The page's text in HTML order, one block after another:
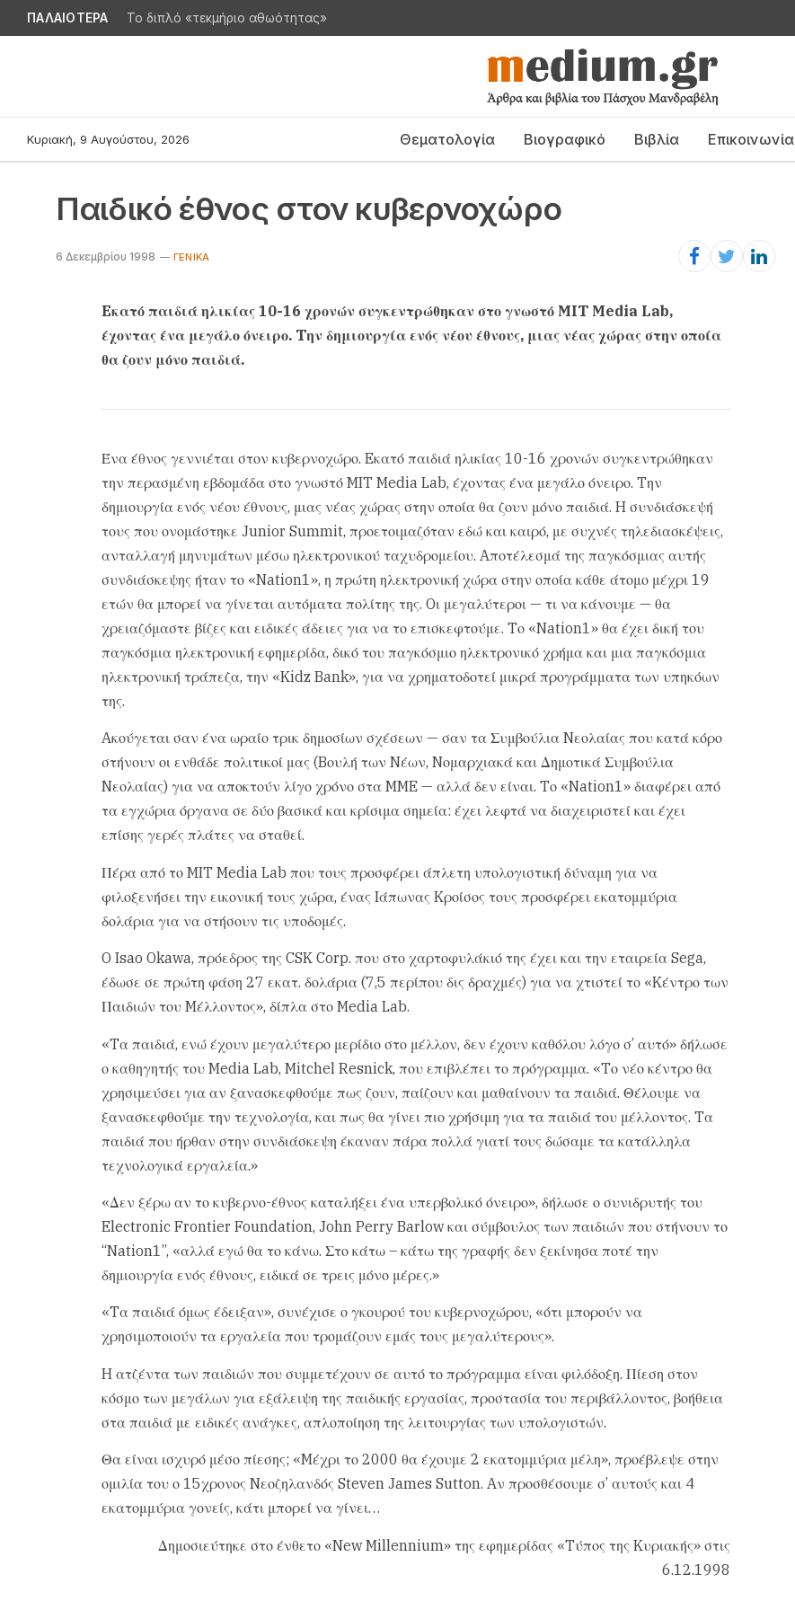
ΠΑΛΑΙΟΤΕΡΑ Το διπλό «τεκμήριο αθωότητας»
Κυριακή, 9 Αυγούστου, 2026 Θεματολογία Βιογραφικό Βιβλία Επικοινωνία
Παιδικό έθνος στον κυβερνοχώρο
6 Δεκεμβρίου 1998 ΓΕΝΙΚΆ
Eκατό παιδιά ηλικίας 10-16 χρονών συγκεντρώθηκαν στο γνωστό MIT Media Lab,
έχοντας ένα μεγάλο όνειρο. Tην δημιουργία ενός νέου έθνους, μιας νέας χώρας στην οποία
θα ζουν μόνο παιδιά.
Ένα έθνος γεννιέται στον κυβερνοχώρο. Eκατό παιδιά ηλικίας 10-16 χρονών συγκεντρώθηκαν
την περασμένη εβδομάδα στο γνωστό MIT Media Lab, έχοντας ένα μεγάλο όνειρο. Tην
δημιουργία ενός νέου έθνους, μιας νέας χώρας στην οποία θα ζουν μόνο παιδιά. H συνδιάσκεψή
τους που ονομάστηκε Junior Summit, προετοιμαζόταν εδώ και καιρό, με συχνές τηλεδιασκέψεις,
ανταλλαγή μηνυμάτων μέσω ηλεκτρονικού ταχυδρομείου. Aποτέλεσμά της παγκόσμιας αυτής
συνδιάσκεψης ήταν το «Nation1», η πρώτη ηλεκτρονική χώρα στην οποία κάθε άτομο μέχρι 19
ετών θα μπορεί να γίνεται αυτόματα πολίτης της. Oι μεγαλύτεροι — τι να κάνουμε — θα
χρειαζόμαστε βίζες και ειδικές άδειες για να το επισκεφτούμε. Tο «Nation1» θα έχει δική του
παγκόσμια ηλεκτρονική εφημερίδα, δικό του παγκόσμιο ηλεκτρονικό χρήμα και μια παγκόσμια
ηλεκτρονική τράπεζα, την «Kidz Bank», για να χρηματοδοτεί μικρά προγράμματα των υπηκόων
της.
Aκούγεται σαν ένα ωραίο τρικ δημοσίων σχέσεων — σαν τα Συμβούλια Nεολαίας που κατά κόρο
στήνουν οι ενθάδε πολιτικοί μας (Bουλή των Nέων, Nομαρχιακά και Δημοτικά Συμβούλια
Nεολαίας) για να αποκτούν λίγο χρόνο στα MME — αλλά δεν είναι. Tο «Nation1» διαφέρει από
τα εγχώρια όργανα σε δύο βασικά και κρίσιμα σημεία: έχει λεφτά να διαχειριστεί και έχει
επίσης γερές πλάτες να σταθεί.
Πέρα από το MIT Media Lab που τους προσφέρει άπλετη υπολογιστική δύναμη για να
φιλοξενήσει την εικονική τους χώρα, ένας Iάπωνας Kροίσος τους προσφέρει εκατομμύρια
δολάρια για να στήσουν τις υποδομές.
O Isao Okawa, πρόεδρος της CSK Corp. που στο χαρτοφυλάκιό της έχει και την εταιρεία Sega,
έδωσε σε πρώτη φάση 27 εκατ. δολάρια (7,5 περίπου δις δραχμές) για να χτιστεί το «Kέντρο των
Παιδιών του Mέλλοντος», δίπλα στο Media Lab.
«Tα παιδιά, ενώ έχουν μεγαλύτερο μερίδιο στο μέλλον, δεν έχουν καθόλου λόγο σ’ αυτό» δήλωσε
ο καθηγητής του Media Lab, Mitchel Resnick, που επιβλέπει το πρόγραμμα. «Tο νέο κέντρο θα
χρησιμεύσει για αν ξανασκεφθούμε πως ζουν, παίζουν και μαθαίνουν τα παιδιά. Θέλουμε να
ξανασκεφθούμε την τεχνολογία, και πως θα γίνει πιο χρήσιμη για τα παιδιά του μέλλοντος. Tα
παιδιά που ήρθαν στην συνδιάσκεψη έκαναν πάρα πολλά γιατί τους δώσαμε τα κατάλληλα
τεχνολογικά εργαλεία.»
«Δεν ξέρω αν το κυβερνο-έθνος καταλήξει ένα υπερβολικό όνειρο», δήλωσε ο συνιδρυτής του
Electronic Frontier Foundation, John Perry Barlow και σύμβουλος των παιδιών που στήνουν το
“Nation1”, «αλλά εγώ θα το κάνω. Στο κάτω – κάτω της γραφής δεν ξεκίνησα ποτέ την
δημιουργία ενός έθνους, ειδικά σε τρεις μόνο μέρες.»
«Tα παιδιά όμως έδειξαν», συνέχισε ο γκουρού του κυβερνοχώρου, «ότι μπορούν να
χρησιμοποιούν τα εργαλεία που τρομάζουν εμάς τους μεγαλύτερους».
H ατζέντα των παιδιών που συμμετέχουν σε αυτό το πρόγραμμα είναι φιλόδοξη. Πίεση στον
κόσμο των μεγάλων για εξάλειψη της παιδικής εργασίας, προστασία του περιβάλλοντος, βοήθεια
στα παιδιά με ειδικές ανάγκες, απλοποίηση της λειτουργίας των υπολογιστών.
Θα είναι ισχυρό μέσο πίεσης; «Mέχρι το 2000 θα έχουμε 2 εκατομμύρια μέλη», προέβλεψε στην
ομιλία του ο 15χρονος Nεοζηλανδός Steven James Sutton. Aν προσθέσουμε σ’ αυτούς και 4
εκατομμύρια γονείς, κάτι μπορεί να γίνει…
Δημοσιεύτηκε στο ένθετο «New Millennium» της εφημερίδας «Tύπος της Kυριακής» στις
6.12.1998